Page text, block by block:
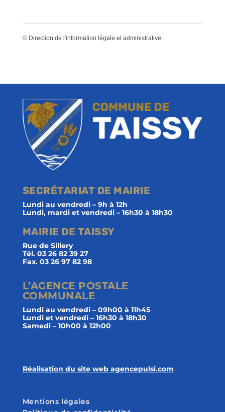
© Direction de l'information légale et administrative
SECRÉTARIAT DE MAIRIE
Lundi au vendredi – 9h à 12h
Lundi, mardi et vendredi – 16h30 à 18h30
MAIRIE DE TAISSY
Rue de Sillery
Tél. 03 26 82 39 27
Fax. 03 26 97 82 98
L’AGENCE POSTALE
COMMUNALE
Lundi au vendredi – 09h00 à 11h45
Lundi et vendredi – 16h30 à 18h30
Samedi – 10h00 à 12h00
Réalisation du site web agencepulsi.com
Mentions légales